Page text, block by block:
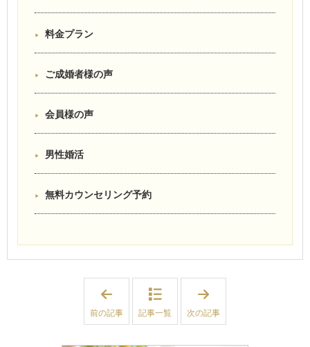
料金プラン
ご成婚者様の声
会員様の声
男性婚活
無料カウンセリング予約
・
前の記事 記事一覧
の
次の記事